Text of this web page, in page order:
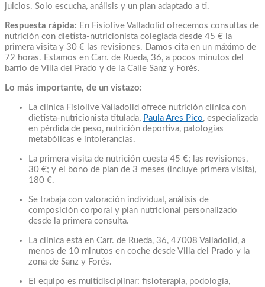
juicios. Solo escucha, análisis y un plan adaptado a ti.
Respuesta rápida: En Fisiolive Valladolid ofrecemos consultas de
nutrición con dietista-nutricionista colegiada desde 45 € la
primera visita y 30 € las revisiones. Damos cita en un máximo de
72 horas. Estamos en Carr. de Rueda, 36, a pocos minutos del
barrio de Villa del Prado y de la Calle Sanz y Forés.
Lo más importante, de un vistazo:
La clínica Fisiolive Valladolid ofrece nutrición clínica con
dietista-nutricionista titulada, Paula Ares Pico, especializada
en pérdida de peso, nutrición deportiva, patologías
metabólicas e intolerancias.
La primera visita de nutrición cuesta 45 €; las revisiones,
30 €; y el bono de plan de 3 meses (incluye primera visita),
180 €.
Se trabaja con valoración individual, análisis de
composición corporal y plan nutricional personalizado
desde la primera consulta.
La clínica está en Carr. de Rueda, 36, 47008 Valladolid, a
menos de 10 minutos en coche desde Villa del Prado y la
zona de Sanz y Forés.
El equipo es multidisciplinar: fisioterapia, podología,